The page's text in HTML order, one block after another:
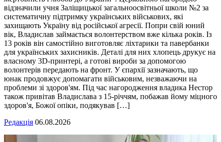
відзначили учня Заліщицької загальноосвітньої школи №2 за
систематичну підтримку українських військових, які
захищають Україну від російської агресії. Попри свій юний
вік, Владислав займається волонтерством вже кілька років. Із
13 років він самостійно виготовляє ліхтарики та павербанки
для українських захисників. Деталі для них хлопець друкує на
власному 3D-принтері, а готові вироби за допомогою
волонтерів передають на фронт. У єпархії зазначають, що
юнак продовжує допомагати військовим, незважаючи на
проблеми зі здоров'ям. Під час нагородження владика Нестор
також привітав Владислава з 15-річчям, побажав йому міцного
здоров'я, Божої опіки, подякував […]
Редакція 06.08.2026